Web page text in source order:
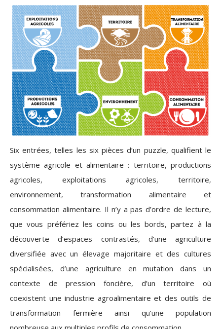
Six entrées, telles les six pièces d’un puzzle, qualifient le
système agricole et alimentaire : territoire, productions
agricoles, exploitations agricoles, territoire,
environnement, transformation alimentaire et
consommation alimentaire. Il n’y a pas d’ordre de lecture,
que vous préfériez les coins ou les bords, partez à la
découverte d’espaces contrastés, d’une agriculture
diversifiée avec un élevage majoritaire et des cultures
spécialisées, d’une agriculture en mutation dans un
contexte de pression foncière, d’un territoire où
coexistent une industrie agroalimentaire et des outils de
transformation fermière ainsi qu’une population